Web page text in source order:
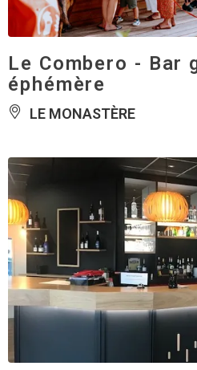
Le Combero - Bar
éphémère
LE MONASTÈRE